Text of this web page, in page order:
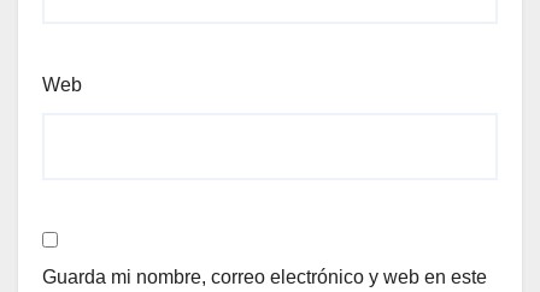
Web
Guarda mi nombre, correo electrónico y web en este